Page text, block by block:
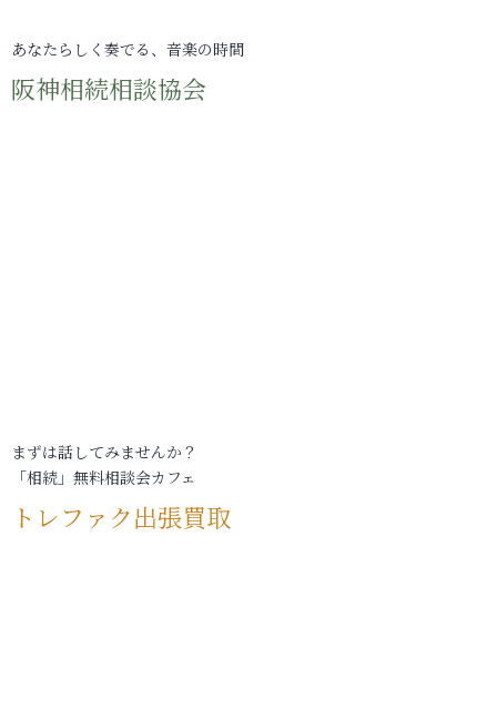
あなたらしく奏でる、音楽の時間
阪神相続相談協会
まずは話してみませんか？
「相続」無料相談会カフェ
トレファク出張買取